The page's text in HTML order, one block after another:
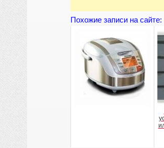
Похожие записи на сайте: